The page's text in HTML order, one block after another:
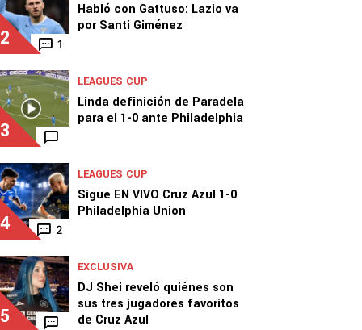
2 1
Habló con Gattuso: Lazio va
por Santi Giménez
3
LEAGUES CUP
Linda definición de Paradela
para el 1-0 ante Philadelphia
4 2
LEAGUES CUP
Sigue EN VIVO Cruz Azul 1-0
Philadelphia Union
5
EXCLUSIVA
DJ Shei reveló quiénes son
sus tres jugadores favoritos
de Cruz Azul